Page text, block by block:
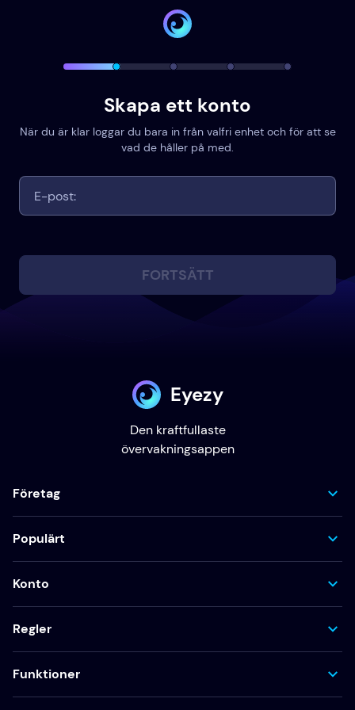
Skapa ett konto
När du är klar loggar du bara in från valfri enhet och för att se
vad de håller på med.
FORTSÄTT
Eyezy
Den kraftfullaste
övervakningsappen
Företag
Populärt
Konto
Regler
Funktioner